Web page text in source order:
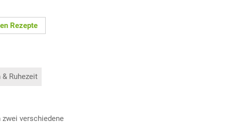
Rezepte
Ruhezeit
verschiedene